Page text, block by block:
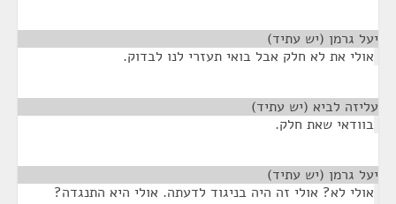
יעל גרמן (יש עתיד)
אולי את לא חלק אבל בואי תעזרי לנו לבדוק.
עליזה לביא (יש עתיד)
בוודאי שאת חלק.
יעל גרמן (יש עתיד)
אולי לא? אולי זה היה בניגוד לדעתה. אולי היא התנגדה?